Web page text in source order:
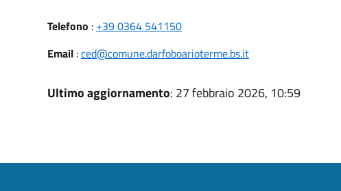
Telefono : +39 0364 541150
Email:ced@comune.darfoboarioterme.bs.it
Ultimo aggiornamento: 27 febbraio 2026, 10:59